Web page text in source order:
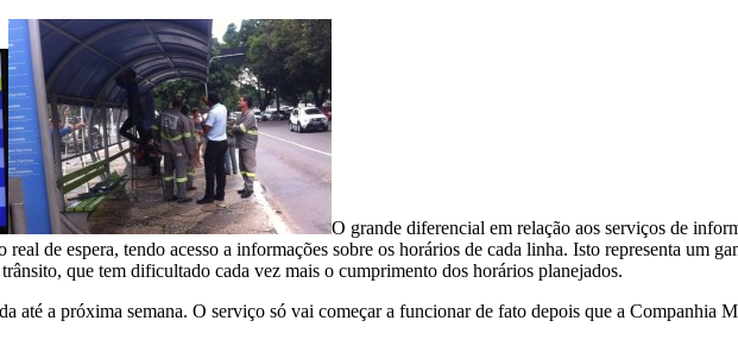
O grande diferencial em relação aos serviços de
de espera, tendo acesso a informações sobre os horários de cada linha. Isto representa um
que tem dificultado cada vez mais o cumprimento dos horários planejados.
até a próxima semana. O serviço só vai começar a funcionar de fato depois que a Companhia